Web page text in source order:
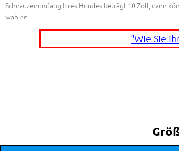
Schnauzenumfang Ihres Hundes beträgt 10 Zoll, dann
wählen
"Wie Sie